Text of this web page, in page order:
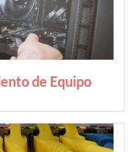
de Equipo